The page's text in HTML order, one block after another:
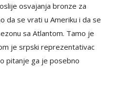
osvajanja bronze za
da se vrati u Ameriku i da se
sa Atlantom. Tamo je
je srpski reprezentativac
pitanje ga je posebno